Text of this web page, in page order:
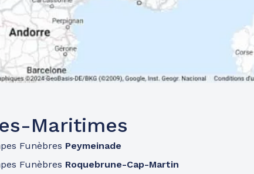
Maritimes
Funèbres Peymeinade
Funèbres Roquebrune-Cap-Martin